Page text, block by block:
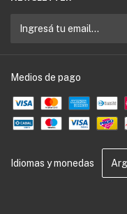
Medios de pago
Idiomas y monedas